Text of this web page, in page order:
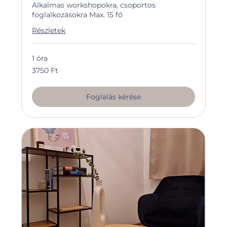
Alkalmas workshopokra, csoportos
foglalkozásokra Max. 15 fő
Részletek
1 óra
3750
magyar
3750 Ft
Foglalás kérése